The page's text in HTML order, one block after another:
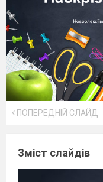
ПОПЕРЕДНІЙ СЛАЙД
Зміст слайдів